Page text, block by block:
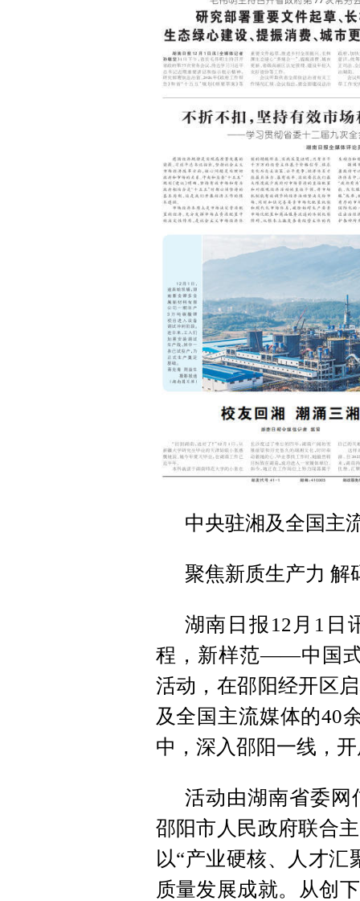
中央驻湘及全国主
聚焦新质生产力 解
湖南日报12月1日
程，新样范——中国
活动，在邵阳经开区
及全国主流媒体的40
中，深入邵阳一线，
活动由湖南省委网
邵阳市人民政府联合
以“产业硬核、人才
质量发展成就。从创